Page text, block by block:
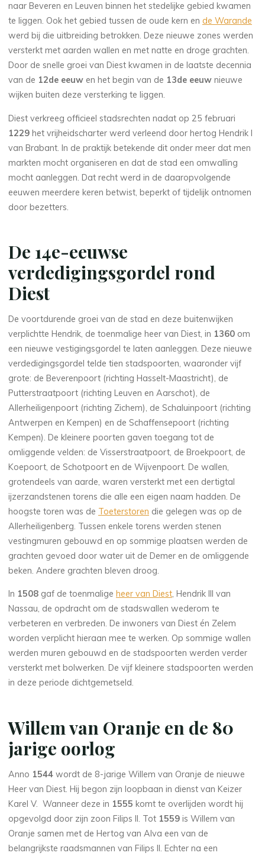
naar Beveren en Leuven binnen het stedelijke gebied kwamen
te liggen. Ook het gebied tussen de oude kern ende Warande
werd bij die uitbreiding betrokken. Deze nieuwe zones werden
versterkt met aarden wallen en met natte en droge grachten.
Door de snelle groei van Diest kwamen in de laatste decennia
van de 12de eeuw en het begin van de 13de eeuw nieuwe
wijken buiten deze versterking te liggen.
Diest verkreeg officieel stadsrechten nadat op 25 februari
1229het vrijheidscharter werd verleend door hertog Hendrik I
van Brabant. In de praktijk betekende dit onder meer dat men
markten mocht organiseren en dat de stad een omwalling
mocht aanleggen. Dat recht werd in de daaropvolgende
eeuwen meerdere keren betwist, beperkt of tijdelijk ontnomen
door bezetters.
De 14e-eeuwse
verdedigingsgordel rond
Diest
De voortdurende groei van de stad en deze buitenwijken
verplichtte Hendrik, de toenmalige heer van Diest, in 1360 om
een nieuwe vestigingsgordel te laten aanleggen. Deze nieuwe
verdedigingsgordel telde tien stadspoorten, waaronder vijf
grote: de Beverenpoort (richting Hasselt-Maastricht), de
Putterstraatpoort (richting Leuven en Aarschot), de
Allerheiligenpoort (richting Zichem), de Schaluinpoort (richting
Antwerpen en Kempen) en de Schaffensepoort (richting
Kempen). De kleinere poorten gaven toegang tot de
omliggende velden: de Visserstraatpoort, de Broekpoort, de
Koepoort, de Schotpoort en de Wijvenpoort. De wallen,
grotendeels van aarde, waren versterkt met een dertigtal
ijzerzandstenen torens die alle een eigen naam hadden. De
hoogste toren was de Toeterstoren die gelegen was op de
Allerheiligenberg. Tussen enkele torens werden stenen
vestingmuren gebouwd en op sommige plaatsen werden de
grachten gevoed door water uit de Demer en de omliggende
beken. Andere grachten bleven droog.
In 1508 gaf de toenmaligeheer van Diest, Hendrik III van
Nassau, de opdracht om de stadswallen wederom te
verbeteren en verbreden. De inwoners van Diest én Zelem
worden verplicht hieraan mee te werken. Op sommige wallen
werden muren gebouwd en de stadspoorten werden verder
versterkt met bolwerken. De vijf kleinere stadspoorten werden
in deze periode dichtgemetseld.
Willem van Oranje en de 80
jarige oorlog
Anno 1544wordt de 8-jarige Willem van Oranje de nieuwe
Heer van Diest. Hij begon zijn loopbaan in dienst van Keizer
Karel V. Wanneer deze in 1555 komt te overlijden wordt hij
opgevolgd door zijn zoon Filips II. Tot 1559 is Willem van
Oranje samen met de Hertog van Alva een van de
belangrijkste raadsmannen van Filips II. Echter na een